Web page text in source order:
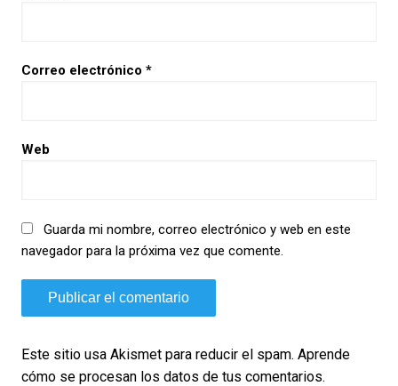
Correo electrónico *
Web
Guarda mi nombre, correo electrónico y web en este
navegador para la próxima vez que comente.
Este sitio usa Akismet para reducir el spam. Aprende
cómo se procesan los datos de tus comentarios.